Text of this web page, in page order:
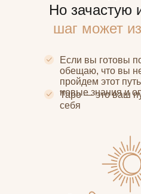
Но зачастую
шаг может
Если вы готовы
обещаю, что вы
пройдем этот
новые знания и
Таро — это ваш
себя